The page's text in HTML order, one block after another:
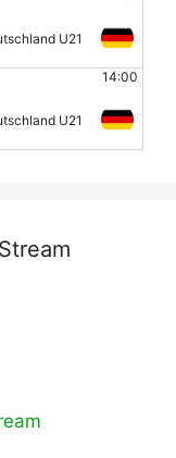
U21
14:00
U21